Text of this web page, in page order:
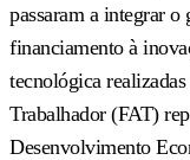
passaram a integrar o
financiamento à
tecnológica
Trabalhador (FAT)
Desenvolvimento